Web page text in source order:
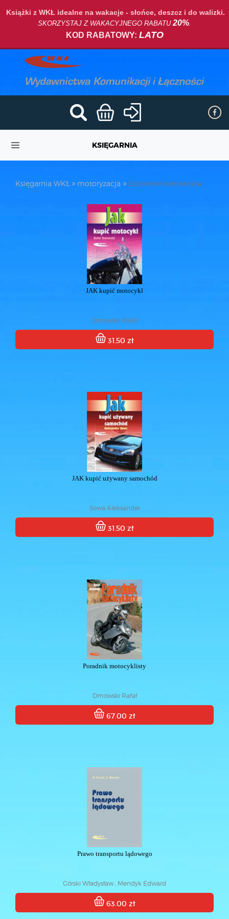
Książki z WKŁ idealne na wakacje - słońce, deszcz i do walizki.
SKORZYSTAJ Z WAKACYJNEGO RABATU20%.
KOD RABATOWY: LATO
KSIĘGARNIA
Księgarnia WKŁ motoryzacja Szkolenie kierowców
JAK kupić motocykl
Dmowski Rafał
31.50 zł
JAK kupić używany samochód
Sowa Aleksander
31.50 zł
Poradnik motocyklisty
Dmowski Rafał
67.00 zł
Prawo transportu lądowego
Górski Władysław , Mendyk Edward
63.00 zł